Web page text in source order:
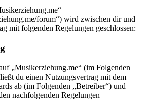
forum“) wird zwischen dir und
mit folgenden Regelungen geschlossen:
„Musikerziehung.me“ (im Folgenden
du einen Nutzungsvertrag mit dem
ab (im Folgenden „Betreiber“) und
nachfolgenden Regelungen